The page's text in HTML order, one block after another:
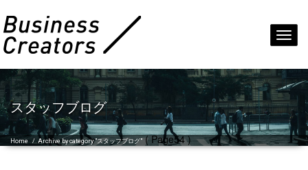
スタッフブログ
Home /Archive by category "スタッフブログ"( Page54 )